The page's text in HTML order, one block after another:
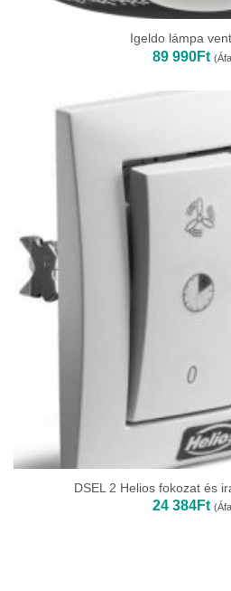
Igeldo lámpa
89 990Ft
DSEL 2 Helios fokozat és
24 384Ft